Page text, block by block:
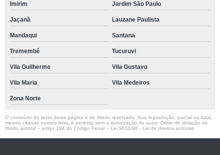
Imirim Jardim São Paulo
Jaçanã Lauzane Paulista
Mandaqui Santana
Tremembé Tucuruvi
Vila Guilherme Vila Gustavo
Vila Maria Vila Medeiros
Zona Norte
O conteúdo do texto desta página é de direito reservado. Sua reprodução, parcial ou total,
mesmo citando nossos links, é proibida sem a autorização do autor. Crime de violação de
direito autoral – artigo 184 do Código Penal – Lei 9610/98 - Lei de direitos autorais